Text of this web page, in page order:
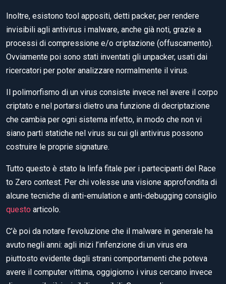
Inoltre, esistono tool appositi, detti packer, per rendere
invisibili agli antivirus i malware, anche già noti, grazie a
processi di compressione e/o criptazione (offuscamento).
Ovviamente poi sono stati inventati gli unpacker, usati dai
ricercatori per poter analizzare normalmente il virus.
Il polimorfismo di un virus consiste invece nel avere il corpo
criptato e nel portarsi dietro una funzione di decriptazione
che cambia per ogni sistema infetto, in modo che non vi
siano parti statiche nel virus su cui gli antivirus possono
costruire le proprie signature.
Tutto questo è stato la linfa fitale per i partecipanti del Race
to Zero contest. Per chi volesse una visione approfondita di
alcune tecniche di anti-emulation e anti-debugging consiglio
questo articolo.
C’è poi da notare l’evoluzione che il malware in generale ha
avuto negli anni: agli inizi l’infenzione di un virus era
piuttosto evidente dagli strani comportamenti che poteva
avere il computer vittima, oggigiorno i virus cercano invece